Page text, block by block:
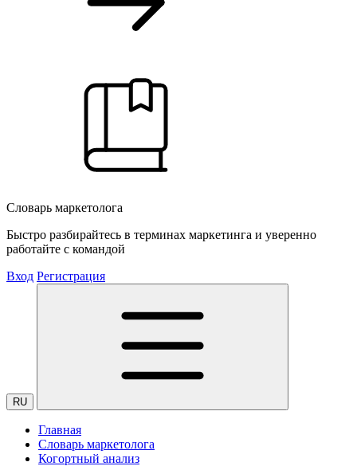
Словарь маркетолога
Быстро разбирайтесь в терминах маркетинга и уверенно
работайте с командой
Вход Регистрация
RU
Главная
Словарь маркетолога
Когортный анализ